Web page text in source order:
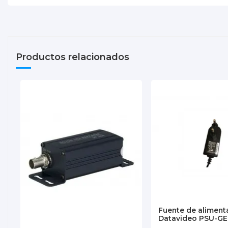
Productos relacionados
Fuente de
Datavideo PSU-